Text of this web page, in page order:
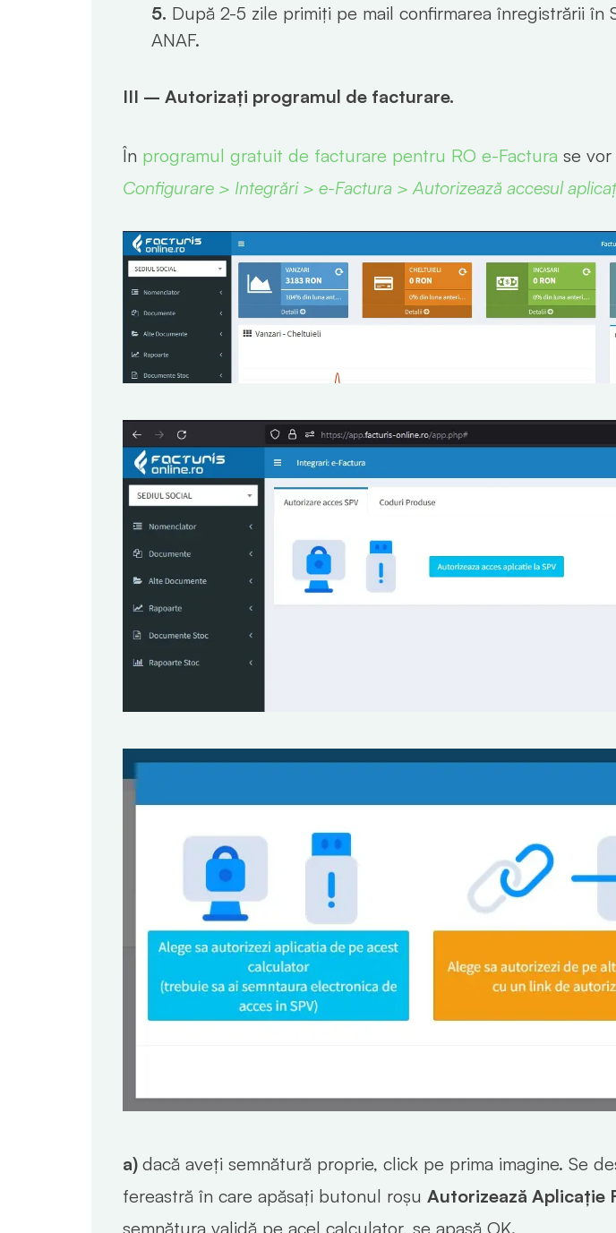
5. După 2-5 zile primiți pe mail confirmarea înregistrării în
ANAF.
III – Autorizați programul de facturare.
În programul gratuit de facturare pentru RO e-Factura se vor
Configurare > Integrări > e-Factura > Autorizează accesul
a) dacă aveți semnătură proprie, click pe prima imagine. Se
fereastră în care apăsați butonul roșu Autorizează Aplicație
semnătura validă pe acel calculator, se apasă OK.